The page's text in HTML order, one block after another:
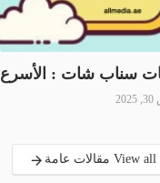
شات : الأسرع 2026🤯
View all مقالات عامة